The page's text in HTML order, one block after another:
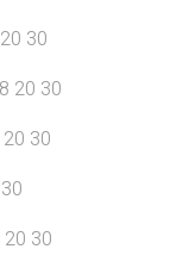
30
20 30
20 30
30